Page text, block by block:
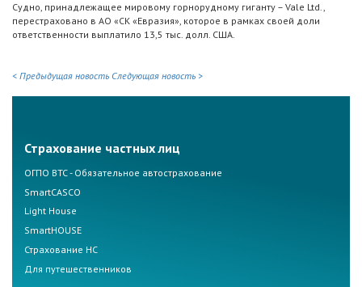
Судно, принадлежащее мировому горнорудному гиганту – Vale Ltd.,
перестраховано в АО «СК «Евразия», которое в рамках своей доли
ответственности выплатило 13,5 тыс. долл. США.
< Предыдущая новость Следующая новость >
Страхование частных лиц
ОГПО ВТС - Обязательное автострахование
SmartCASCO
Light House
SmartHOUSE
Страхование НС
Для путешественников